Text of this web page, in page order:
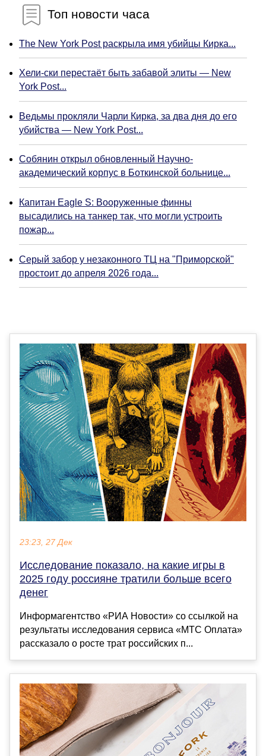
Топ новости часа
The New York Post раскрыла имя убийцы Кирка...
Хели-ски перестаёт быть забавой элиты — New
York Post...
Ведьмы прокляли Чарли Кирка, за два дня до его
убийства — New York Post...
Собянин открыл обновленный Научно-
академический корпус в Боткинской больнице...
Капитан Eagle S: Вооруженные финны
высадились на танкер так, что могли устроить
пожар...
Серый забор у незаконного ТЦ на "Приморской"
простоит до апреля 2026 года...
23:23, 27 Дек
Исследование показало, на какие игры в
2025 году россияне тратили больше всего
денег
Информагентство «РИА Новости» со ссылкой на
результаты исследования сервиса «МТС Оплата»
рассказало о росте трат российских п...